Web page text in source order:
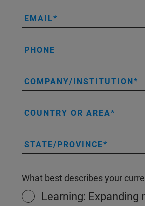
EMAIL
PHONE
COMPANY/INSTITUTION
COUNTRY OR AREA
STATE/PROVINCE
What best describes your
Learning: Expanding